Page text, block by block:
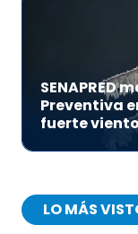
SENAPRED
Preventiva
fuerte viento
LO MÁS